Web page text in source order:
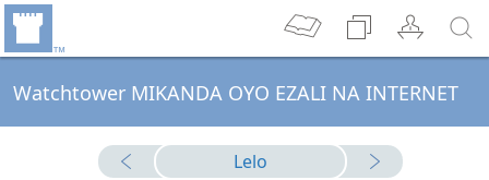
Watchtower MIKANDA OYO EZALI NA INTERNET
Lelo